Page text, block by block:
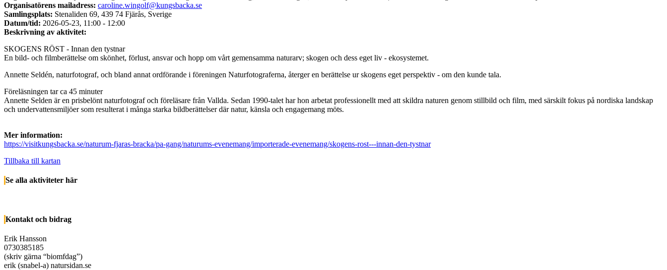
Organisatörens mailadress: caroline.wingolf@kungsbacka.se
Samlingsplats: Stenaliden 69, 439 74 Fjärås, Sverige
Datum/tid: 2026-05-23, 11:00 - 12:00
Beskrivning av aktivitet:
SKOGENS RÖST - Innan den tystnar
En bild- och filmberättelse om skönhet, förlust, ansvar och hopp om vårt gemensamma naturarv; skogen och dess eget liv - ekosystemet.
Annette Seldén, naturfotograf, och bland annat ordförande i föreningen Naturfotograferna, återger en berättelse ur skogens eget perspektiv - om den kunde tala.
Föreläsningen tar ca 45 minuter
Annette Selden är en prisbelönt naturfotograf och föreläsare från Vallda. Sedan 1990-talet har hon arbetat professionellt med att skildra naturen genom stillbild och film, med särskilt fokus på nordiska landskap
och undervattensmiljöer som resulterat i många starka bildberättelser där natur, känsla och engagemang möts.
Mer information:
https://visitkungsbacka.se/naturum-fjaras-bracka/pa-gang/naturums-evenemang/importerade-evenemang/skogens-rost---innan-den-tystnar
Tillbaka till kartan
Se alla aktiviteter här
Kontakt och bidrag
Erik Hansson
0730385185
(skriv gärna “biomfdag”)
erik (snabel-a) natursidan.se